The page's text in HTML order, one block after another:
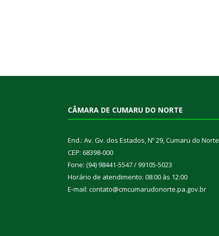
CÂMARA DE CUMARU DO NORTE
End.: Av. Gv. dos Estados, Nº 29, Cumaru do Norte
CEP: 68398-000
Fone: (94) 98441-5547 / 99105-5023
Horário de atendimento: 08:00 às 12:00
E-mail: contato@cmcumarudonorte.pa.gov.br